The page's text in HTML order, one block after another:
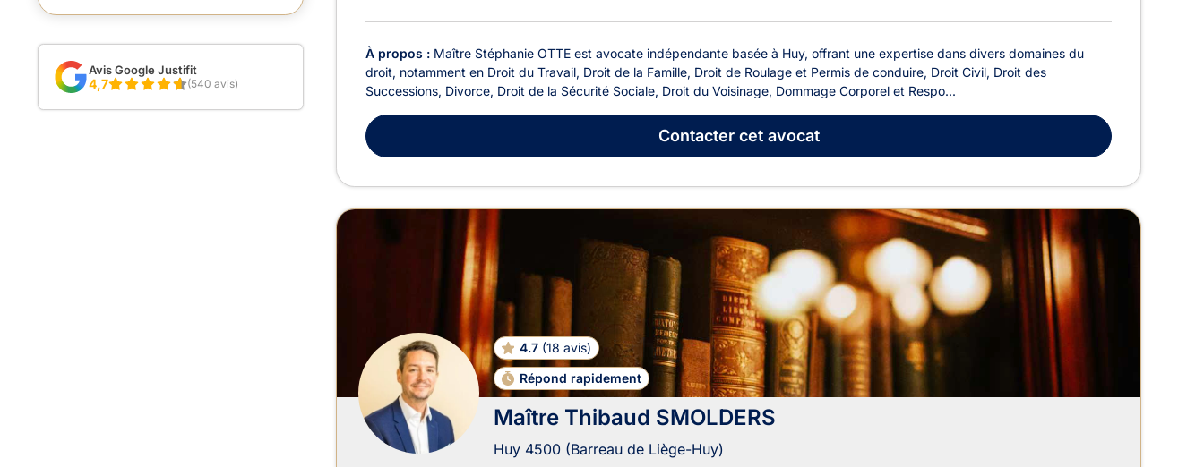
À propos : Maître Stéphanie OTTE est avocate indépendante basée à Huy, offrant une expertise dans divers domaines du
droit, notamment en Droit du Travail, Droit de la Famille, Droit de Roulage et Permis de conduire, Droit Civil, Droit des
Successions, Divorce, Droit de la Sécurité Sociale, Droit du Voisinage, Dommage Corporel et Respo...
Contactercet avocat
4.7 (18 avis)
Répond rapidement
Maître Thibaud SMOLDERS
Huy 4500 (Barreau de Liège-Huy)
Avis Google Justifit
4,7 (540 avis)